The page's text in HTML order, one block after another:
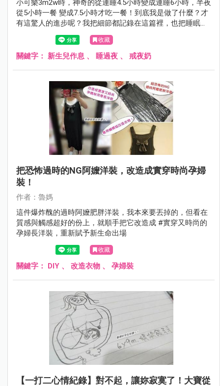
小可樂3m2w時，神奇的從連睡4.5小時變成連睡6小時，半夜
從5小時一餐 變成7.5小時才吃一餐！到底我是做了什麼？才
有這驚人的進步呢？我把細節都記錄在這篇裡，也把睡眠延
長的觀察重點 紀錄下來，給黑眼圈的熊貓媽媽們參考看看
收藏
關鍵字： 新生兒作息 、 睡過夜 、 戒夜奶
把恐怖過時的NG阿嬤洋裝，改造成實穿時尚孕婦
裝！
作者：魯媽
這件爆炸醜的過時阿嬤肥胖洋裝，我本來要丟掉的，但看在
質感與觸感超好的份上，就順手把它改造成 #實穿又時尚的
孕婦長洋裝，重新賦予新生命出場
收藏
關鍵字： DIY 、 改造衣物 、 孕婦裝
【一打二心情紀錄】對不起，讓妳寂寞了！大寶從